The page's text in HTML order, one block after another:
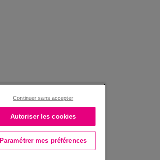
Continuer sans accepter
Autoriser les cookies
Paramétrer mes préférences